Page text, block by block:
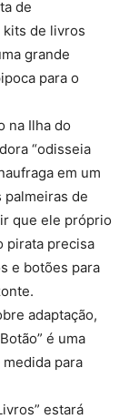
de
kits de livros
grande
para o
na Ilha do
“odisseia
em um
de
que ele próprio
pirata precisa
e botões para
adaptação,
é uma
para
estará